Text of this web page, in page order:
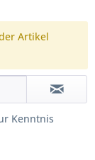
Artikel
Kenntnis